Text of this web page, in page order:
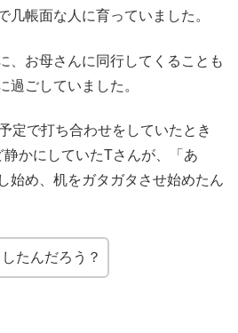
几帳面な人に育っていました。
、お母さんに同行してくることも
過ごしていました。
定で打ち合わせをしていたとき
かにしていたTさんが、「あ
始め、机をガタガタさせ始めたん
たんだろう？